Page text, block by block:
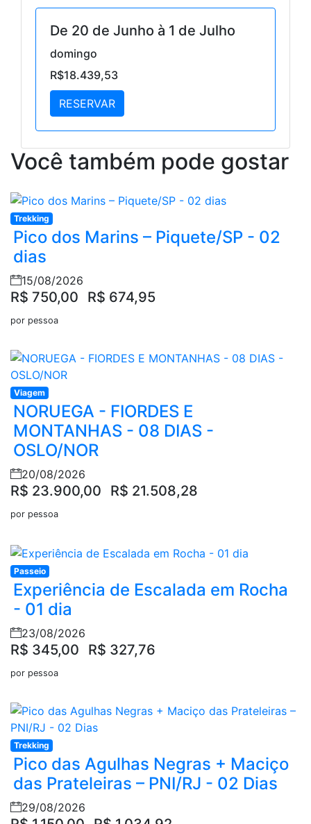
De 20 de Junho à 1 de Julho
domingo
R$18.439,53
RESERVAR
Você também pode gostar
Trekking
Pico dos Marins – Piquete/SP - 02
dias
15/08/2026
R$ 750,00 R$ 674,95
por pessoa
Viagem
NORUEGA - FIORDES E
MONTANHAS - 08 DIAS -
OSLO/NOR
20/08/2026
R$ 23.900,00 R$ 21.508,28
por pessoa
Passeio
Experiência de Escalada em Rocha
- 01 dia
23/08/2026
R$ 345,00 R$ 327,76
por pessoa
Trekking
Pico das Agulhas Negras + Maciço
das Prateleiras – PNI/RJ - 02 Dias
29/08/2026